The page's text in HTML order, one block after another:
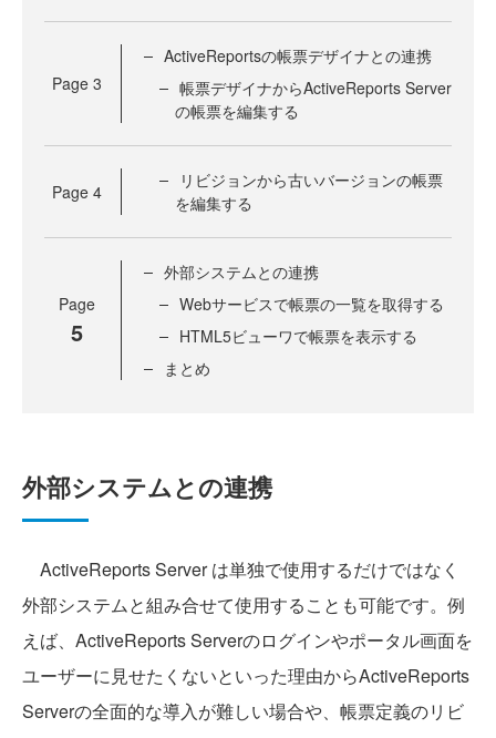
Page 3
ActiveReportsの帳票デザイナとの連携
帳票デザイナからActiveReports Server
の帳票を編集する
Page 4
リビジョンから古いバージョンの帳票
を編集する
Page
5
外部システムとの連携
Webサービスで帳票の一覧を取得する
HTML5ビューワで帳票を表示する
まとめ
外部システムとの連携
ActiveReports Server は単独で使用するだけではなく
外部システムと組み合せて使用することも可能です。例
えば、ActiveReports Serverのログインやポータル画面を
ユーザーに見せたくないといった理由からActiveReports
Serverの全面的な導入が難しい場合や、帳票定義のリビ